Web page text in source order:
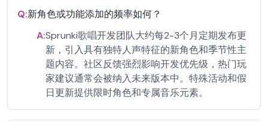
Q:新角色或功能添加的频率如何？
A:Sprunki歌唱开发团队大约每2-3个月定期发布更
新，引入具有独特人声特征的新角色和季节性主
题内容。社区反馈强烈影响开发优先级，热门玩
家建议通常会被纳入未来版本中。特殊活动和假
日更新提供限时角色和专属音乐元素。